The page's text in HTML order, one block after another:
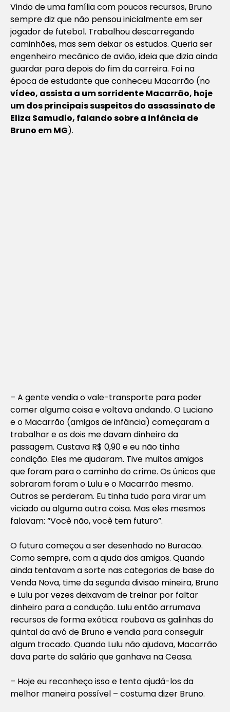
Vindo de uma família com poucos recursos, Bruno
sempre diz que não pensou inicialmente em ser
jogador de futebol. Trabalhou descarregando
caminhões, mas sem deixar os estudos. Queria ser
engenheiro mecânico de avião, ideia que dizia ainda
guardar para depois do fim da carreira. Foi na
época de estudante que conheceu Macarrão (no
vídeo, assista a um sorridente Macarrão, hoje
um dos principais suspeitos do assassinato de
Eliza Samudio, falando sobre a infância de
Bruno em MG).
– A gente vendia o vale-transporte para poder
comer alguma coisa e voltava andando. O Luciano
e o Macarrão (amigos de infância) começaram a
trabalhar e os dois me davam dinheiro da
passagem. Custava R$ 0,90 e eu não tinha
condição. Eles me ajudaram. Tive muitos amigos
que foram para o caminho do crime. Os únicos que
sobraram foram o Lulu e o Macarrão mesmo.
Outros se perderam. Eu tinha tudo para virar um
viciado ou alguma outra coisa. Mas eles mesmos
falavam: “Você não, você tem futuro”.
O futuro começou a ser desenhado no Buracão.
Como sempre, com a ajuda dos amigos. Quando
ainda tentavam a sorte nas categorias de base do
Venda Nova, time da segunda divisão mineira, Bruno
e Lulu por vezes deixavam de treinar por faltar
dinheiro para a condução. Lulu então arrumava
recursos de forma exótica: roubava as galinhas do
quintal da avó de Bruno e vendia para conseguir
algum trocado. Quando Lulu não ajudava, Macarrão
dava parte do salário que ganhava na Ceasa.
– Hoje eu reconheço isso e tento ajudá-los da
melhor maneira possível – costuma dizer Bruno.